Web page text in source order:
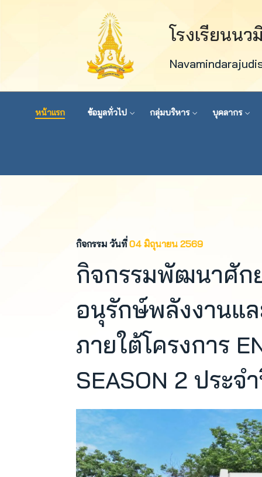
โรงเรียนน
หน้าแรก ข้อมูลทั่วไป กลุ่มบริหาร บุคลากร
กิจกรรม วันที่04 มิถุนายน 2569
กิจกรรมพัฒนาศัก
อนุรักษ์พลังงานแ
ภายใต้โครงการ
SEASON 2 ประจ